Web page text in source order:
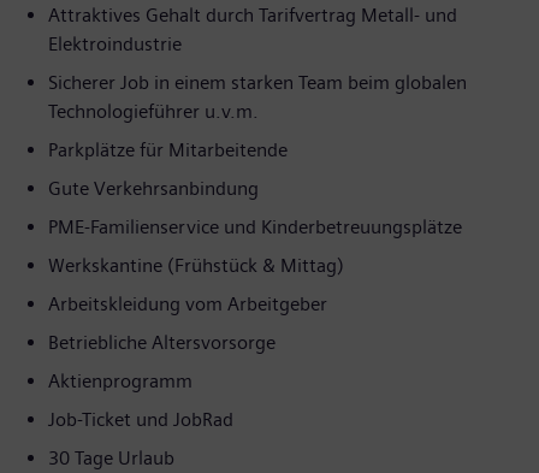
Attraktives Gehalt durch Tarifvertrag Metall- und
Elektroindustrie
Sicherer Job in einem starken Team beim globalen
Technologieführer u.v.m.
Parkplätze für Mitarbeitende
Gute Verkehrsanbindung
PME-Familienservice und Kinderbetreuungsplätze
Werkskantine (Frühstück & Mittag)
Arbeitskleidung vom Arbeitgeber
Betriebliche Altersvorsorge
Aktienprogramm
Job-Ticket und JobRad
30 Tage Urlaub